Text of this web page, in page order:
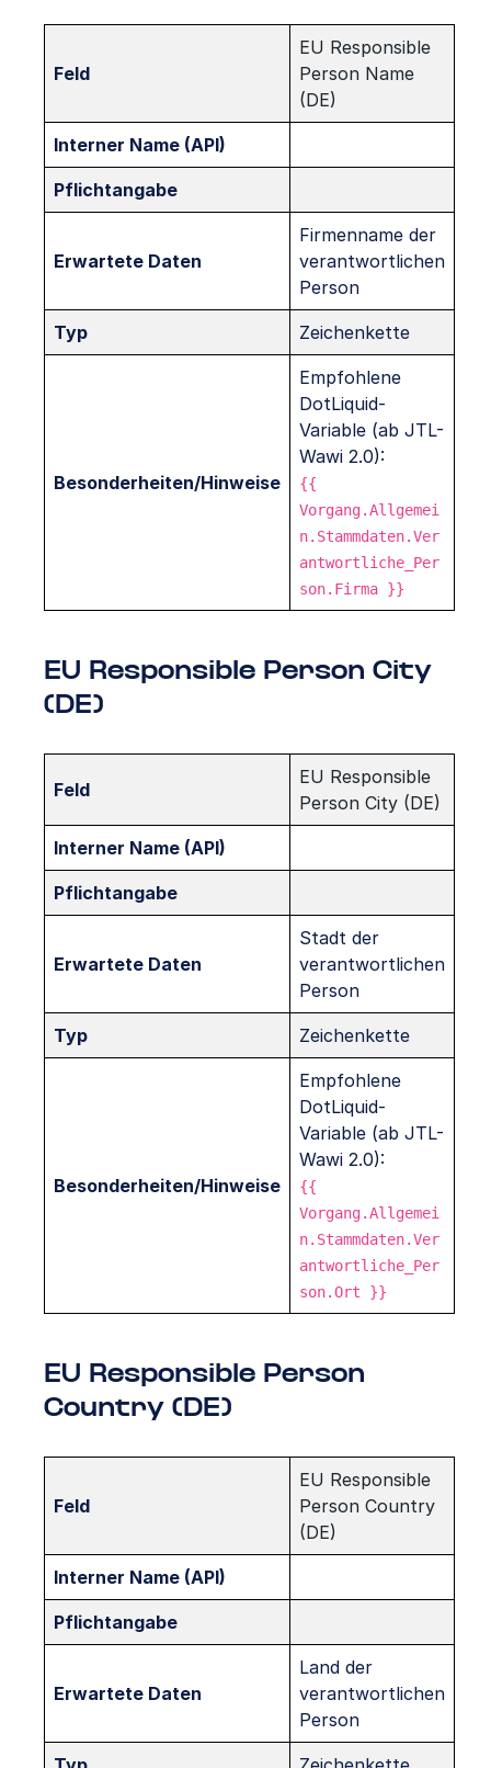
Feld
EU Responsible
Person Name
(DE)
Interner Name (API)
Pflichtangabe
Erwartete Daten
Firmenname der
verantwortlichen
Person
Typ Zeichenkette
Besonderheiten/Hinweise
Empfohlene
DotLiquid-
Variable (ab JTL-
Wawi 2.0):
{{
Vorgang.Allgemei
n.Stammdaten.Ver
antwortliche_Per
son.Firma }}
EU Responsible Person City
(DE)
Feld
EU Responsible
Person City (DE)
Interner Name (API)
Pflichtangabe
Erwartete Daten
Stadt der
verantwortlichen
Person
Typ Zeichenkette
Besonderheiten/Hinweise
Empfohlene
DotLiquid-
Variable (ab JTL-
Wawi 2.0):
{{
Vorgang.Allgemei
n.Stammdaten.Ver
antwortliche_Per
son.Ort }}
EU Responsible Person
Country (DE)
Feld
EU Responsible
Person Country
(DE)
Interner Name (API)
Pflichtangabe
Erwartete Daten
Land der
verantwortlichen
Person